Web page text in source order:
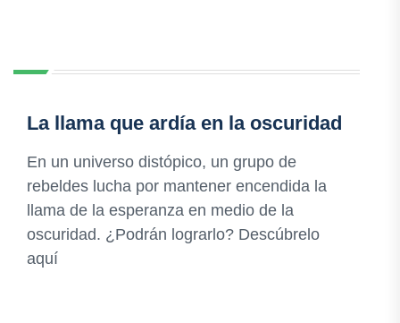
La llama que ardía en la oscuridad
En un universo distópico, un grupo de
rebeldes lucha por mantener encendida la
llama de la esperanza en medio de la
oscuridad. ¿Podrán lograrlo? Descúbrelo
aquí